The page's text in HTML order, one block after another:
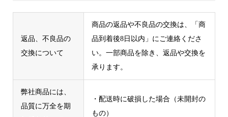
返品、不良品の
交換について
商品の返品や不良品の交換は、「商
品到着後8日以内」にご連絡くださ
い。一部商品を除き、返品や交換を
承ります。
弊社商品には、
品質に万全を期
・配送時に破損した場合（未開封の
もの）